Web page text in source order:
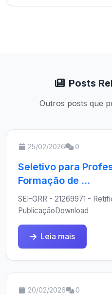
Posts
Outros posts que
25/02/2026 0
Seletivo para
Formação de ...
SEI-GRR - 21269971 -
PublicaçãoDownload
Leia mais
20/02/2026 0